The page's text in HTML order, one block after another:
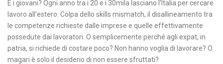
E i giovani? Ogni anno tra i 20 e i 30mila lasciano l’Italia per cercare
lavoro all’estero. Colpa dello skills mismatch, il disallineamento tra
le competenze richieste dalle imprese e quelle effettivamente
possedute dai lavoratori. O semplicemente perché agli expat, in
patria, si richiede di costare poco? Non hanno voglia di lavorare? O
magari è solo il desiderio di non essere sfruttati?